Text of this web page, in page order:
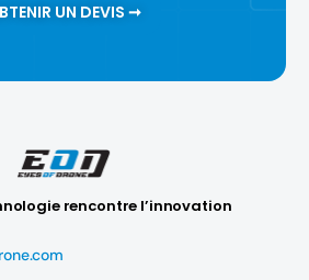
UN DEVIS ➞
rencontre l’innovation